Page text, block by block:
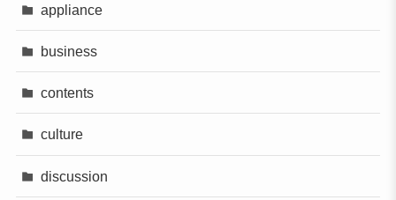
appliance
business
contents
culture
discussion